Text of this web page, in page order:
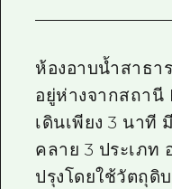
ห้องอาบน้ำสาธ
อยู่ห่างจากสถานี
เดินเพียง 3 นาที
คลาย 3 ประเภท
ปรุงโดยใช้วัตถุดิ